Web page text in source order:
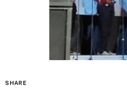
SHARE